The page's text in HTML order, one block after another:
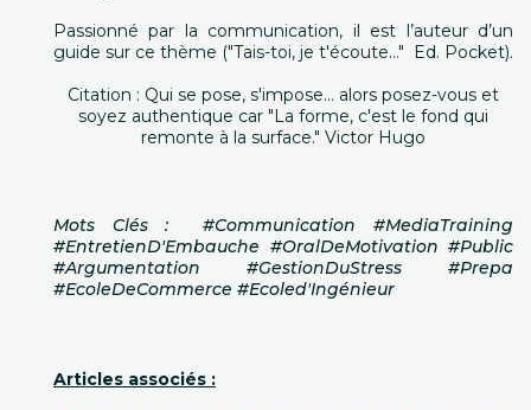
Passionné par la communication, il est l’auteur d’un
guide sur ce thème ("Tais-toi, je t'écoute…" Ed. Pocket).
Citation : Qui se pose, s'impose… alors posez-vous et
soyez authentique car "La forme, c'est le fond qui
remonte à la surface." Victor Hugo
Mots Clés : #Communication #MediaTraining
#EntretienD'Embauche #OralDeMotivation #Public
#Argumentation #GestionDuStress #Prepa
#EcoleDeCommerce #Ecoled'Ingénieur
Articles associés :